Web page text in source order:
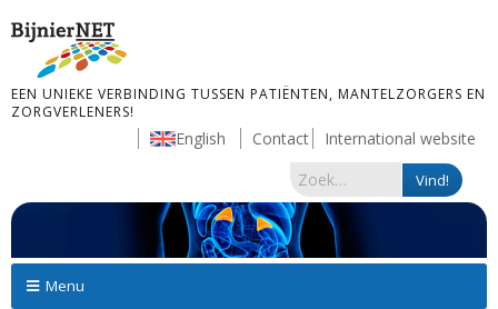
EEN UNIEKE VERBINDING TUSSEN PATIËNTEN, MANTELZORGERS EN
ZORGVERLENERS!
English Contact International website
Menu